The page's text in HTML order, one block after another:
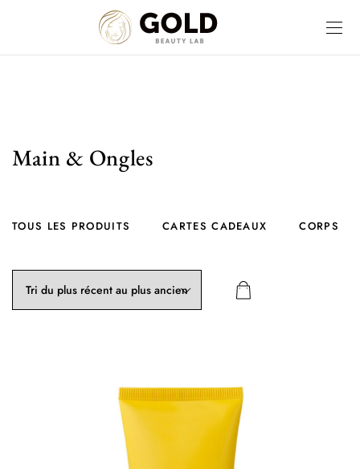
Main & Ongles
TOUS LES PRODUITS CARTES CADEAUX CORPS